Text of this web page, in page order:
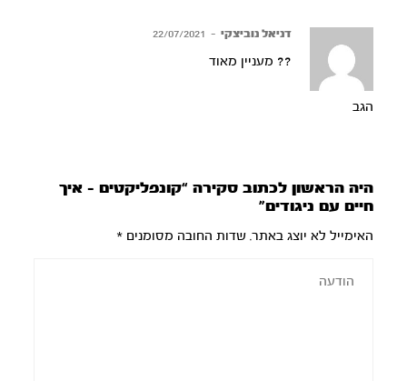
דניאל נוביצקי –
22/07/2021
?? מעניין מאוד
הגב
היה הראשון לכתוב סקירה “קונפליקטים – איך
חיים עם ניגודים”
האימייל לא יוצג באתר. שדות החובה מסומנים*